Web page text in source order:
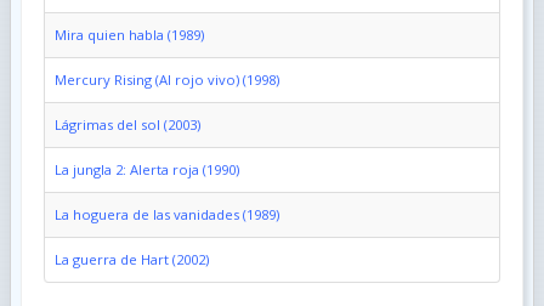
Mira quien habla (1989)
Mercury Rising (Al rojo vivo) (1998)
Lágrimas del sol (2003)
La jungla 2: Alerta roja (1990)
La hoguera de las vanidades (1989)
La guerra de Hart (2002)